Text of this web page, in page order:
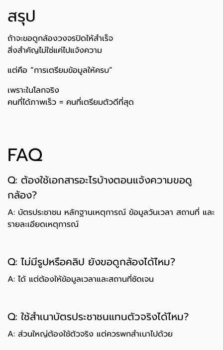
สรุป
ถ้าจะขอดูกล้องวงจรปิดให้สำเร็จ
สิ่งสำคัญไม่ใช่แค่ไปแจ้งความ
แต่คือ “การเตรียมข้อมูลให้ครบ”
เพราะในโลกจริง
คนที่ได้ภาพเร็ว = คนที่เตรียมตัวดีที่สุด
FAQ
Q: ต้องใช้เอกสารอะไรบ้างตอนแจ้งความขอดู
กล้อง?
A: บัตรประชาชน หลักฐานเหตุการณ์ ข้อมูลวันเวลา สถานที่ และ
รายละเอียดเหตุการณ์
Q: ไม่มีรูปหรือคลิป ยังขอดูกล้องได้ไหม?
A: ได้ แต่ต้องให้ข้อมูลเวลาและสถานที่ชัดเจน
Q: ใช้สำเนาบัตรประชาชนแทนตัวจริงได้ไหม?
A: ส่วนใหญ่ต้องใช้ตัวจริง แต่ควรพกสำเนาไปด้วย